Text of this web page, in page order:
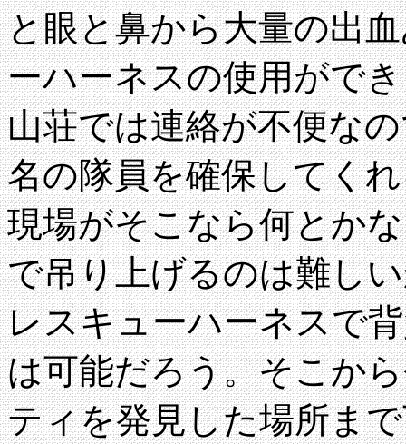
と眼と鼻から大量の出
ーハーネスの使用がで
山荘では連絡が不便な
名の隊員を確保してく
現場がそこなら何とか
で吊り上げるのは難し
レスキューハーネスで
は可能だろう。そこか
ティを発見した場所ま